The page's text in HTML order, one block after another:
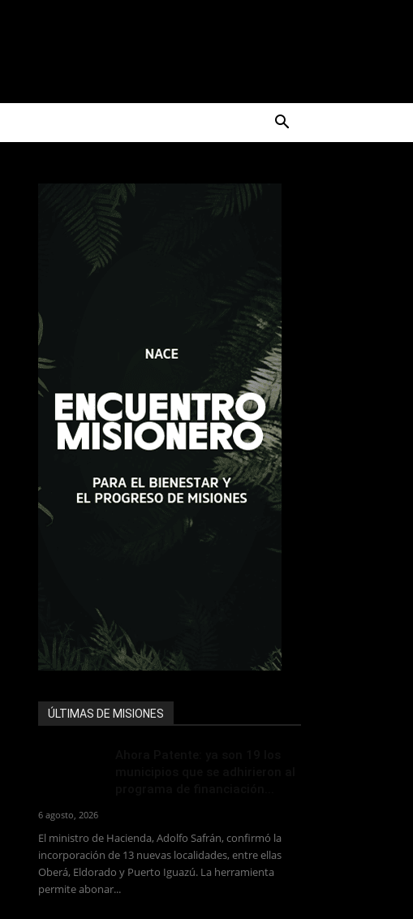
ÚLTIMAS DE MISIONES
6 agosto, 2026
El ministro de Hacienda, Adolfo Safrán, confirmó la
incorporación de 13 nuevas localidades, entre ellas
Oberá, Eldorado y Puerto Iguazú. La herramienta
permite abonar...